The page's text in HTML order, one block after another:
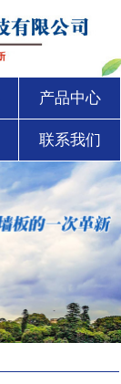
产品中心
联系我们